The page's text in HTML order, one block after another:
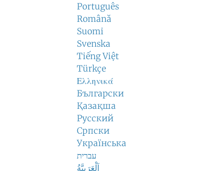
Português
Română
Suomi
Svenska
Tiếng Việt
Türkçe
Ελληνικά
Български
Қазақша
Русский
Српски
Українська
עברית
اَلْعَرَبِيَّةُ